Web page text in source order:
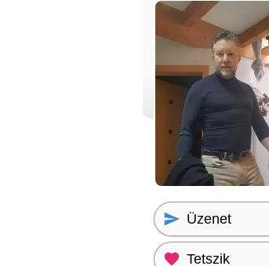
Üzenet
Tetszik